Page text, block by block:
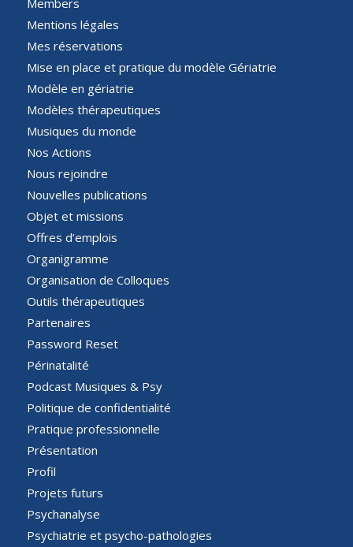
Mentions légales
Mes réservations
Mise en place et pratique du modèle Gériatrie
Modèle en gériatrie
Modèles thérapeutiques
Musiques du monde
Nos Actions
Nous rejoindre
Nouvelles publications
Objet et missions
Offres d’emplois
Organigramme
Organisation de Colloques
Outils thérapeutiques
Partenaires
Password Reset
Périnatalité
Podcast Musiques & Psy
Politique de confidentialité
Pratique professionnelle
Présentation
Profil
Projets futurs
Psychanalyse
Psychiatrie et psycho-pathologies